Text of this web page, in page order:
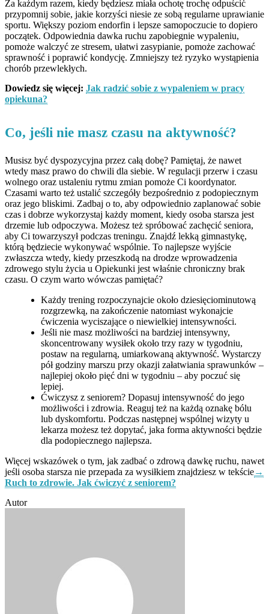
Za każdym razem, kiedy będziesz miała ochotę trochę odpuścić
przypomnij sobie, jakie korzyści niesie ze sobą regularne uprawianie
sportu. Większy poziom endorfin i lepsze samopoczucie to dopiero
początek. Odpowiednia dawka ruchu zapobiegnie wypaleniu,
pomoże walczyć ze stresem, ułatwi zasypianie, pomoże zachować
sprawność i poprawić kondycję. Zmniejszy też ryzyko wystąpienia
chorób przewlekłych.
Dowiedz się więcej: Jak radzić sobie z wypaleniem w pracy
opiekuna?
Co, jeśli nie masz czasu na aktywność?
Musisz być dyspozycyjna przez całą dobę? Pamiętaj, że nawet
wtedy masz prawo do chwili dla siebie. W regulacji przerw i czasu
wolnego oraz ustaleniu rytmu zmian pomoże Ci koordynator.
Czasami warto też ustalić szczegóły bezpośrednio z podopiecznym
oraz jego bliskimi. Zadbaj o to, aby odpowiednio zaplanować sobie
czas i dobrze wykorzystaj każdy moment, kiedy osoba starsza jest
drzemie lub odpoczywa. Możesz też spróbować zachęcić seniora,
aby Ci towarzyszył podczas treningu. Znajdź lekką gimnastykę,
którą będziecie wykonywać wspólnie. To najlepsze wyjście
zwłaszcza wtedy, kiedy przeszkodą na drodze wprowadzenia
zdrowego stylu życia u Opiekunki jest właśnie chroniczny brak
czasu. O czym warto wówczas pamiętać?
Każdy trening rozpoczynajcie około dziesięciominutową
rozgrzewką, na zakończenie natomiast wykonajcie
ćwiczenia wyciszające o niewielkiej intensywności.
Jeśli nie masz możliwości na bardziej intensywny,
skoncentrowany wysiłek około trzy razy w tygodniu,
postaw na regularną, umiarkowaną aktywność. Wystarczy
pół godziny marszu przy okazji załatwiania sprawunków –
najlepiej około pięć dni w tygodniu – aby poczuć się
lepiej.
Ćwiczysz z seniorem? Dopasuj intensywność do jego
możliwości i zdrowia. Reaguj też na każdą oznakę bólu
lub dyskomfortu. Podczas następnej wspólnej wizyty u
lekarza możesz też dopytać, jaka forma aktywności będzie
dla podopiecznego najlepsza.
Więcej wskazówek o tym, jak zadbać o zdrową dawkę ruchu, nawet
jeśli osoba starsza nie przepada za wysiłkiem znajdziesz w tekście→
Ruch to zdrowie. Jak ćwiczyć z seniorem?
Autor